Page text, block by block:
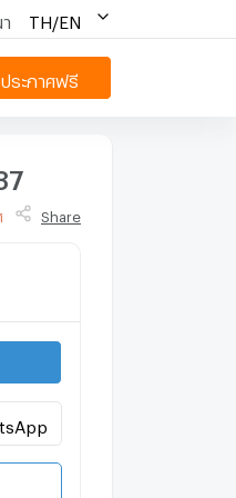
TH/EN
ระกาศฟรี
Share